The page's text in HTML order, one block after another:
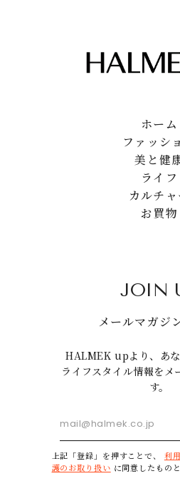
ホーム
ファッシ
美と健
ライフ
カルチャ
お買物
JOIN
メールマガジ
HALMEK upより、あ
ライフスタイル情報をメ
す。
上記「登録」を押すことで、 利
護のお取り扱い に同意したもの